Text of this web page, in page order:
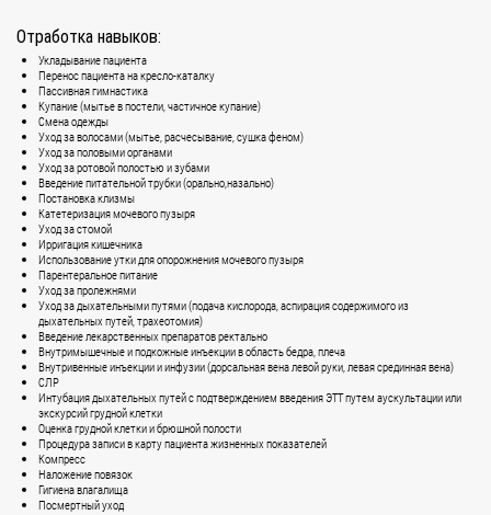
Отработка навыков:
Укладывание пациента
Перенос пациента на кресло-каталку
Пассивная гимнастика
Купание (мытье в постели, частичное купание)
Смена одежды
Уход за волосами (мытье, расчесывание, сушка феном)
Уход за половыми органами
Уход за ротовой полостью и зубами
Введение питательной трубки (орально,назально)
Постановка клизмы
Катетеризация мочевого пузыря
Уход за стомой
Ирригация кишечника
Использование утки для опорожнения мочевого пузыря
Парентеральное питание
Уход за пролежнями
Уход за дыхательными путями (подача кислорода, аспирация содержимого из
дыхательных путей, трахеотомия)
Введение лекарственных препаратов ректально
Внутримышечные и подкожные инъекции в область бедра, плеча
Внутривенные инъекции и инфузии (дорсальная вена левой руки, левая срединная вена)
СЛР
Интубация дыхательных путей с подтверждением введения ЭТТ путем аускультации или
экскурсий грудной клетки
Оценка грудной клетки и брюшной полости
Процедура записи в карту пациента жизненных показателей
Компресс
Наложение повязок
Гигиена влагалища
Посмертный уход